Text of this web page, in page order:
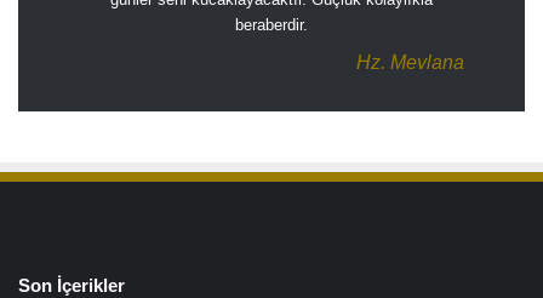
beraberdir.
Hz. Mevlana
Son İçerikler